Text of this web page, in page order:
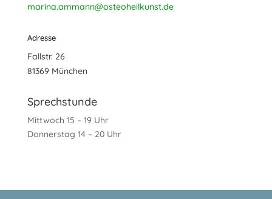
marina.ammann@osteoheilkunst.de
Adresse
Fallstr. 26
81369 München
Sprechstunde
Mittwoch 15 – 19 Uhr
Donnerstag 14 – 20 Uhr